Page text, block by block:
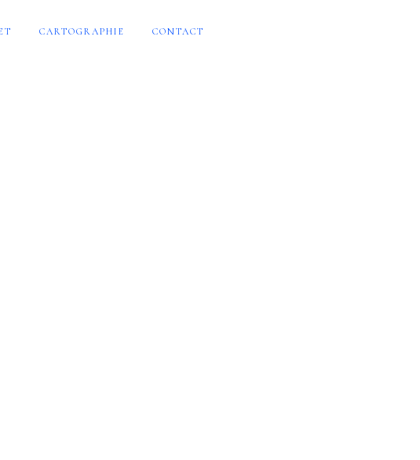
CARTOGRAPHIE CONTACT